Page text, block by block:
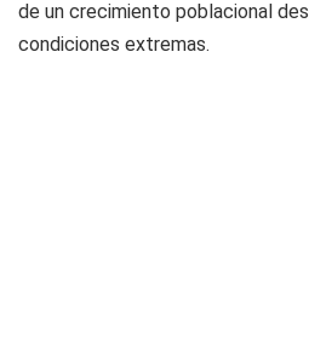
de un crecimiento poblacional
condiciones extremas.